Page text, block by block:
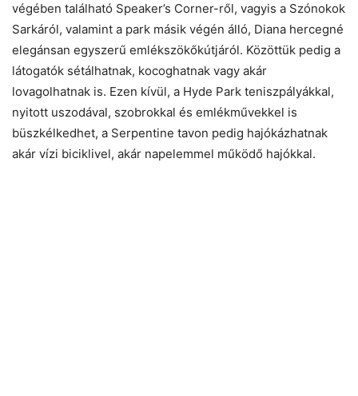
végében található Speaker’s Corner-ről, vagyis a Szónokok
Sarkáról, valamint a park másik végén álló, Diana hercegné
elegánsan egyszerű emlékszökőkútjáról. Közöttük pedig a
látogatók sétálhatnak, kocoghatnak vagy akár
lovagolhatnak is. Ezen kívül, a Hyde Park teniszpályákkal,
nyitott uszodával, szobrokkal és emlékművekkel is
büszkélkedhet, a Serpentine tavon pedig hajókázhatnak
akár vízi biciklivel, akár napelemmel működő hajókkal.